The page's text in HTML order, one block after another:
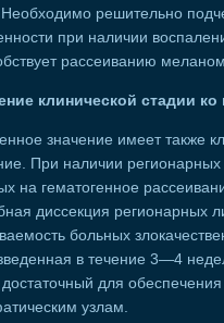
решительно
при наличии
рассеиванию
клинической стадии
значение имеет также
При наличии
на гематогенное
диссекция регионарных
больных
в течение 3—4
достаточный для
узлам.